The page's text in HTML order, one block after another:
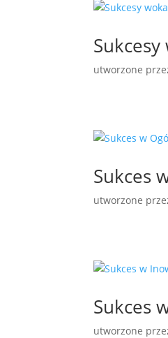
utworzone
Sukces
utworzone
Sukces
utworzone